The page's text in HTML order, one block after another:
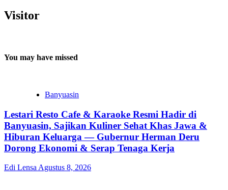
Visitor
You may have missed
Banyuasin
Lestari Resto Cafe & Karaoke Resmi Hadir di
Banyuasin, Sajikan Kuliner Sehat Khas Jawa &
Hiburan Keluarga — Gubernur Herman Deru
Dorong Ekonomi & Serap Tenaga Kerja
Edi Lensa Agustus 8, 2026